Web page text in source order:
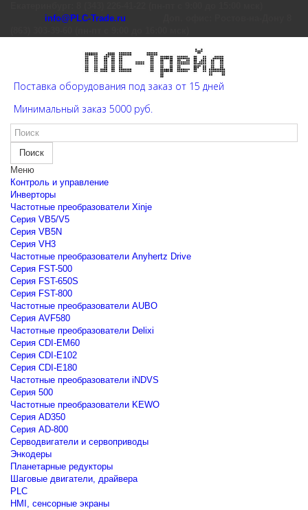
info@PLC-Trade.ru
Поставка оборудования под заказ от 15 дней
Минимальный заказ 5000 руб.
Поиск
Меню
Контроль и управление
Инверторы
Частотные преобразователи Xinje
Cерия VB5/V5
Cерия VB5N
Cерия VH3
Частотные преобразователи Anyhertz Drive
Серия FST-500
Серия FST-650S
Серия FST-800
Частотные преобразователи AUBO
Серия AVF580
Частотные преобразователи Delixi
Серия CDI-EM60
Серия CDI-E102
Серия CDI-E180
Частотные преобразователи iNDVS
Серия 500
Частотные преобразователи KEWO
Серия AD350
Серия AD-800
Серводвигатели и сервоприводы
Энкодеры
Планетарные редукторы
Шаговые двигатели, драйвера
PLC
HMI, сенсорные экраны